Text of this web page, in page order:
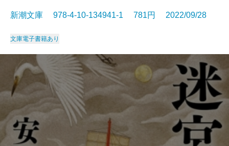
新潮文庫 978-4-10-134941-1 781円 2022/09/28
文庫電子書籍あり